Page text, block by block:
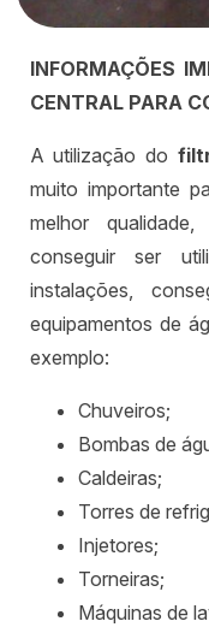
INFORMAÇÕES
CENTRAL PARA
A utilização do
muito importante
melhor
conseguir ser
instalações,
equipamentos de
exemplo:
Chuveiros;
Bombas de
Caldeiras;
Torres de
Injetores;
Torneiras;
Máquinas de